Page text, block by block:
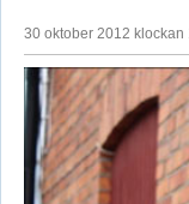
30 oktober 2012 klockan